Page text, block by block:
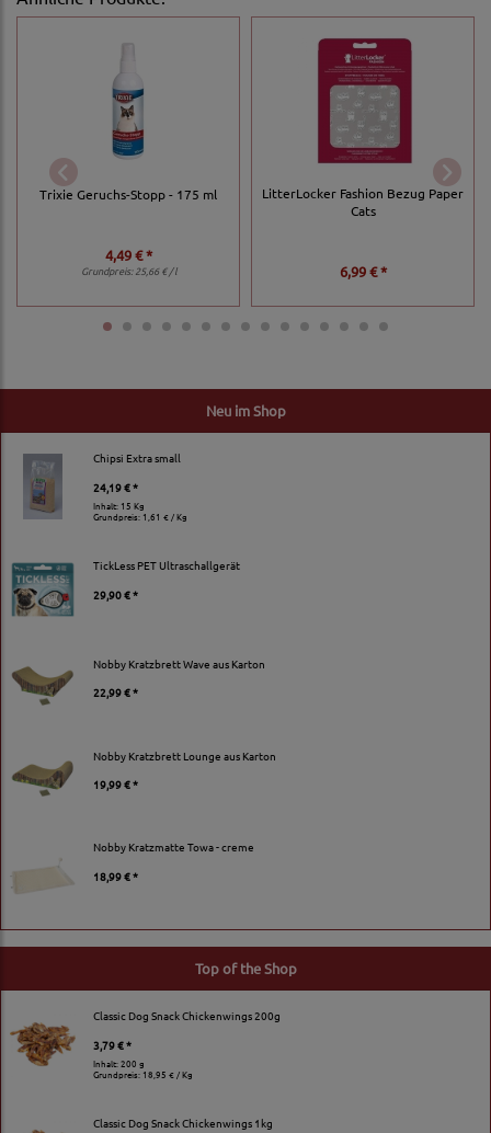
Neu im Shop
Chipsi Extra small
24,19 € *
Inhalt: 15 Kg
Grundpreis:1,61 € / Kg
TickLess PET Ultraschallgerät
29,90 € *
Nobby Kratzbrett Wave aus Karton
22,99 € *
Nobby Kratzbrett Lounge aus Karton
19,99 € *
Nobby Kratzmatte Towa - creme
18,99 € *
Trixie Geruchs-Stopp - 175 ml
4,49 € *
Grundpreis:25,66 € / l
LitterLocker Fashion Bezug Paper
Cats
6,99 € *
Top of the Shop
Classic Dog Snack Chickenwings 200g
3,79 € *
Inhalt: 200 g
Grundpreis:18,95 € / Kg
Classic Dog Snack Chickenwings 1kg